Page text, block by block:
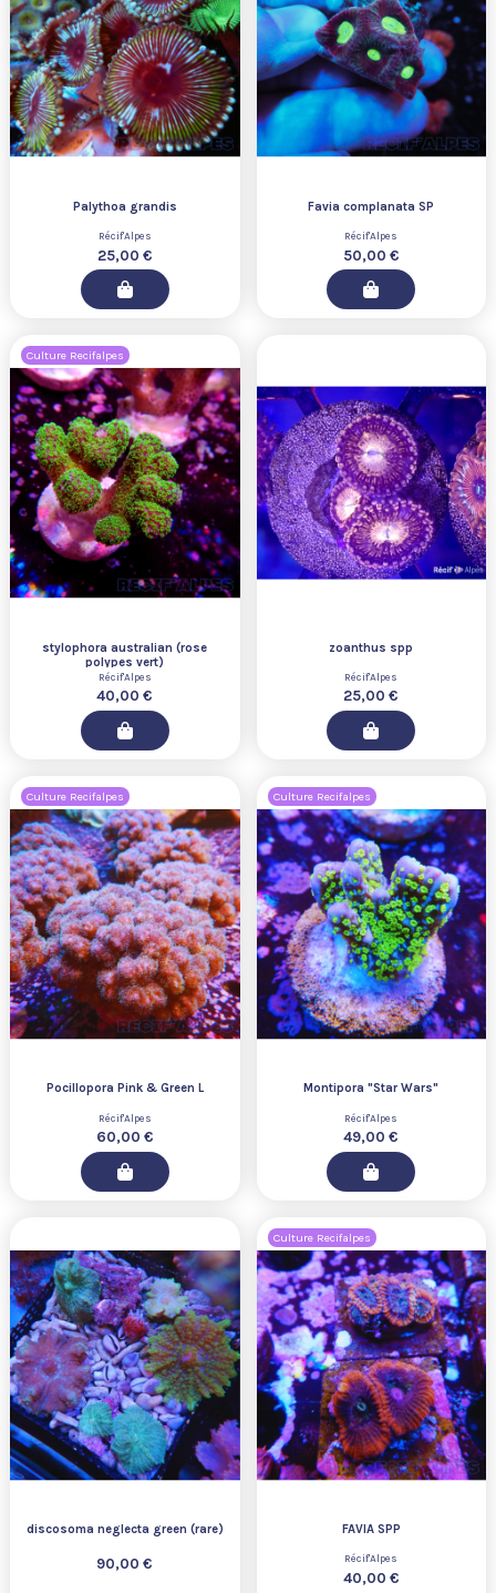
Palythoa grandis
Récif'Alpes
25,00 €
Favia complanata SP
Récif'Alpes
50,00 €
Culture Recifalpes
stylophora australian (rose
polypes vert)
Récif'Alpes
40,00 €
zoanthus spp
Récif'Alpes
25,00 €
Culture Recifalpes
Pocillopora Pink & Green L
Récif'Alpes
60,00 €
Culture Recifalpes
Montipora "Star Wars"
Récif'Alpes
49,00 €
discosoma neglecta green (rare)
90,00 €
Culture Recifalpes
FAVIA SPP
Récif'Alpes
40,00 €